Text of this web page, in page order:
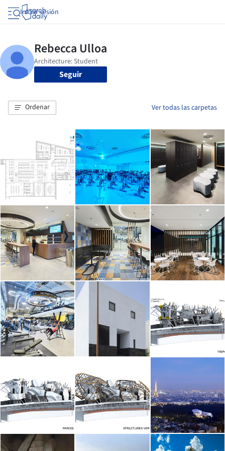
Iniciar sesión
Seguir
Ordenar Ver todas las carpetas